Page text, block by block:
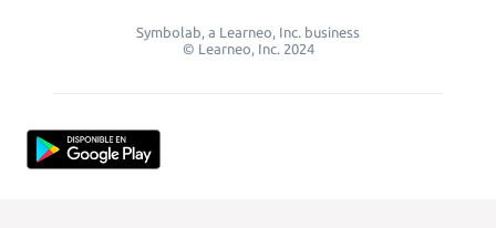
Symbolab, a Learneo, Inc. business
© Learneo, Inc. 2024